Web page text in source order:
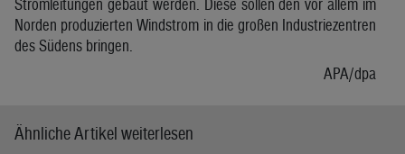
Norden produzierten Windstrom in die großen Industriezentren
des Südens bringen.
APA/dpa
Ähnliche Artikel weiterlesen